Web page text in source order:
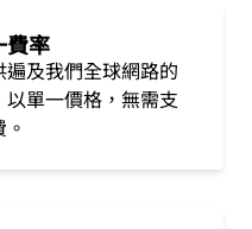
費率
及我們全球網路的
單一價格，無需支